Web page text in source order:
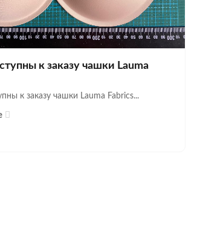
к заказу чашки Lauma
к заказу чашки Lauma Fabrics...